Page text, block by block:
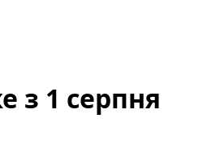
з 1 серпня